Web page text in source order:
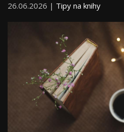
26.06.2026 | Tipy na knihy